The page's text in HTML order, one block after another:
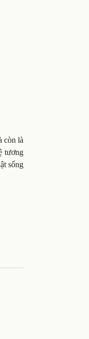
còn là
tương
sống